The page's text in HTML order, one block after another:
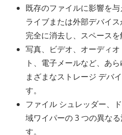
既存のファイルに影響を
ライブまたは外部デバイ
完全に消去し、スペースを
写真、ビデオ、オーディ
ト、電子メールなど、あ
まざまなストレージ デバ
す。
ファイル シュレッダー、
域ワイパーの 3 つの異な
す。